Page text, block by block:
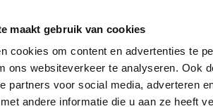
maakt gebruik van cookies
cookies om content en advertenties te
ons websiteverkeer te analyseren. Ook
partners voor social media, adverteren
andere informatie die u aan ze heeft